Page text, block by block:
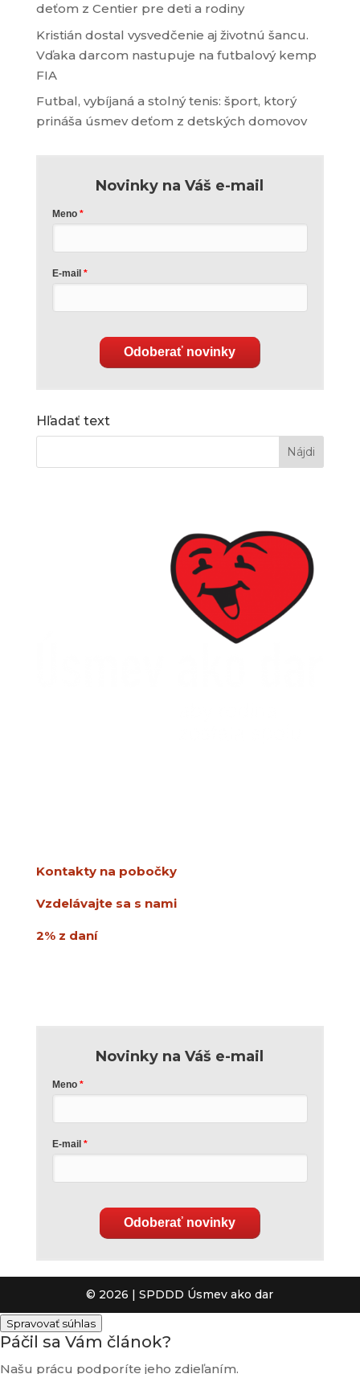
deťom z Centier pre deti a rodiny
Kristián dostal vysvedčenie aj životnú šancu.
Vďaka darcom nastupuje na futbalový kemp
FIA
Futbal, vybíjaná a stolný tenis: šport, ktorý
prináša úsmev deťom z detských domovov
Novinky na Váš e-mail
Meno
E-mail
Odoberať novinky
Hľadať text
Kontakty na pobočky
Vzdelávajte sa s nami
2% z daní
Novinky na Váš e-mail
Meno
E-mail
Odoberať novinky
© 2026 | SPDDD Úsmev ako dar
Spravovať súhlas
Páčil sa Vám článok?
Našu prácu podporíte jeho zdieľaním.